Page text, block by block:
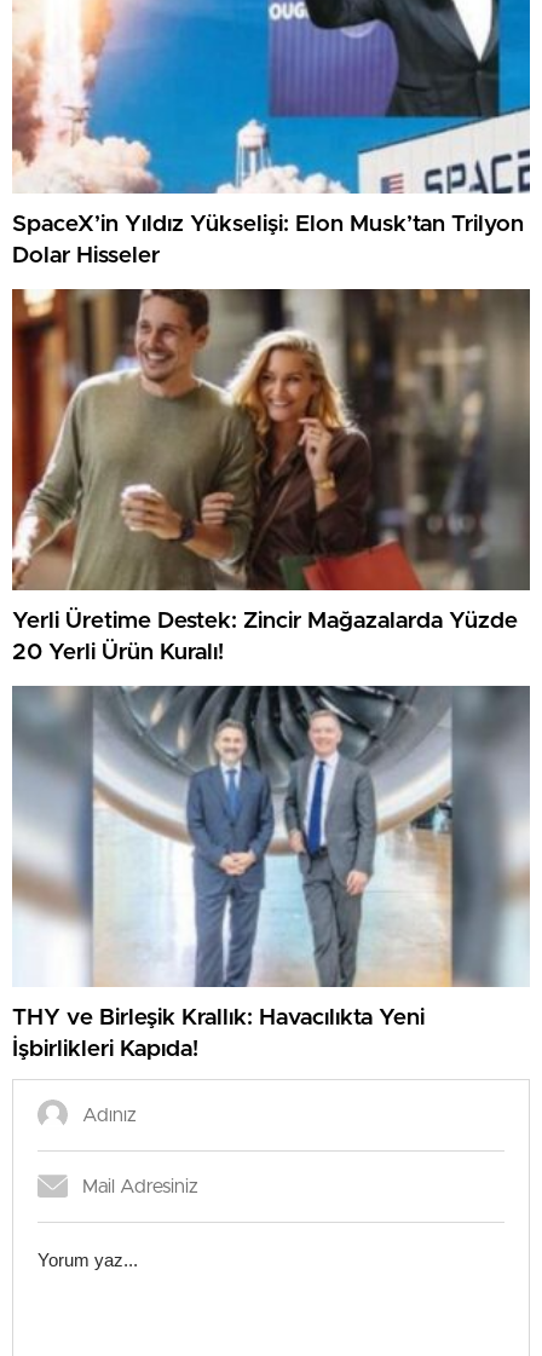
SpaceX’in Yıldız Yükselişi: Elon Musk’tan Trilyon
Dolar Hisseler
Yerli Üretime Destek: Zincir Mağazalarda Yüzde
20 Yerli Ürün Kuralı!
THY ve Birleşik Krallık: Havacılıkta Yeni
İşbirlikleri Kapıda!